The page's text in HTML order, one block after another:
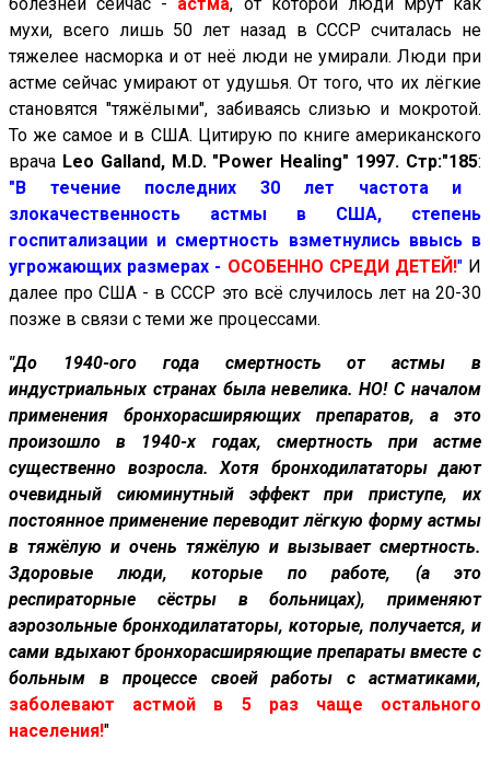
болезней сейчас - астма, от которой люди мрут как
мухи, всего лишь 50 лет назад в СССР считалась не
тяжелее насморка и от неё люди не умирали. Люди при
астме сейчас умирают от удушья. От того, что их лёгкие
становятся "тяжёлыми", забиваясь слизью и мокротой.
То же самое и в США. Цитирую по книге американского
врача Leo Galland, M.D. "Power Healing" 1997. Стр:"185:
"В течение последних 30 лет частота и
злокачественность астмы в США, степень
госпитализации и смертность взметнулись ввысь в
угрожающих размерах - ОСОБЕННО СРЕДИ ДЕТЕЙ!"И
далее про США - в СССР это всё случилось лет на 20-30
позже в связи с теми же процессами.
"До 1940-ого года смертность от астмы в
индустриальных странах была невелика. НО! С началом
применения бронхорасширяющих препаратов, а это
произошло в 1940-х годах, смертность при астме
существенно возросла. Хотя бронходилататоры дают
очевидный сиюминутный эффект при приступе, их
постоянное применение переводит лёгкую форму астмы
в тяжёлую и очень тяжёлую и вызывает смертность.
Здоровые люди, которые по работе, (а это
респираторные сёстры в больницах), применяют
аэрозольные бронходилататоры, которые, получается, и
сами вдыхают бронхорасширяющие препараты вместе с
больным в процессе своей работы с астматиками,
заболевают астмой в 5 раз чаще остального
населения!"